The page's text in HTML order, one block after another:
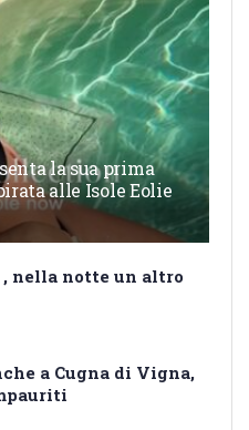
la sua prima
alle Isole Eolie
nella notte un altro
a Cugna di Vigna,